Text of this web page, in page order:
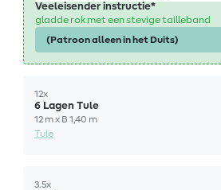
Veeleisender instructie*
gladde rok met een stevige tailleband
(Patroon alleen in het Duits)
12x
6 Lagen Tule
12 m x B 1,40 m
Tule
3.5x